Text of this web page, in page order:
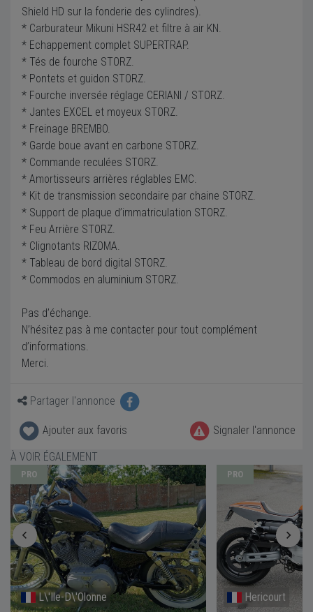
Shield HD sur la fonderie des cylindres).
* Carburateur Mikuni HSR42 et filtre à air KN.
* Echappement complet SUPERTRAP.
* Tés de fourche STORZ.
* Pontets et guidon STORZ.
* Fourche inversée réglage CERIANI / STORZ.
* Jantes EXCEL et moyeux STORZ.
* Freinage BREMBO.
* Garde boue avant en carbone STORZ.
* Commande reculées STORZ.
* Amortisseurs arrières réglables EMC.
* Kit de transmission secondaire par chaine STORZ.
* Support de plaque d’immatriculation STORZ.
* Feu Arrière STORZ.
* Clignotants RIZOMA.
* Tableau de bord digital STORZ.
* Commodos en aluminium STORZ.
Pas d’échange.
N’hésitez pas à me contacter pour tout complément
d’informations.
Merci.
Partager l'annonce
Ajouter aux favoris
Signaler l'annonce
À VOIR ÉGALEMENT
PRO
L\'Ile-D\'Olonne
PRO
Hericourt